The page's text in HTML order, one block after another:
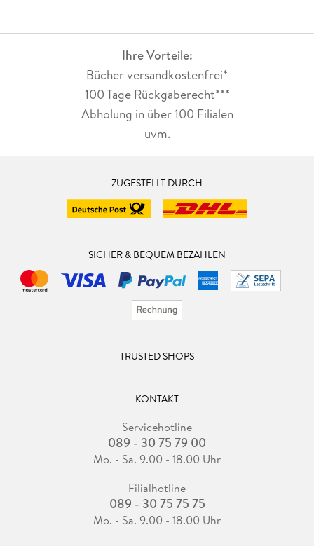
Ihre Vorteile:
Bücher versandkostenfrei*
100 Tage Rückgaberecht***
Abholung in über 100 Filialen
uvm.
ZUGESTELLT DURCH
SICHER & BEQUEM BEZAHLEN
TRUSTED SHOPS
KONTAKT
Servicehotline
089 - 30 75 79 00
Mo. - Sa. 9.00 - 18.00 Uhr
Filialhotline
089 - 30 75 75 75
Mo. - Sa. 9.00 - 18.00 Uhr